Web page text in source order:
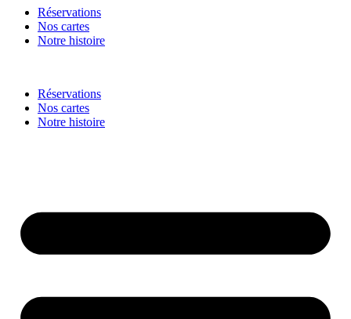
Réservations
Nos cartes
Notre histoire
Réservations
Nos cartes
Notre histoire